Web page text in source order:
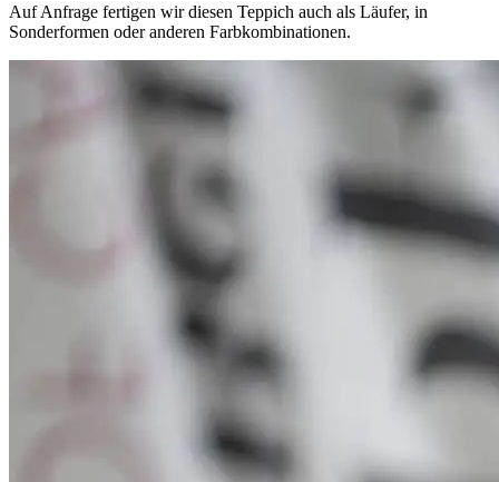
Auf Anfrage fertigen wir diesen Teppich auch als Läufer, in
Sonderformen oder anderen Farbkombinationen.